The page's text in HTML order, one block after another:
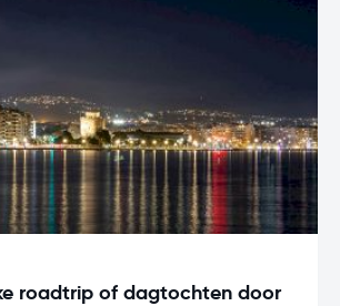
roadtrip of dagtochten door